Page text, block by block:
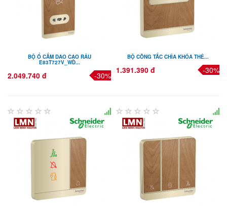
BỘ Ổ CẮM DAO CẠO RÂU
E83T727V_WD...
2.049.740 đ -30%
BỘ CÔNG TẮC CHÌA KHÓA THẺ...
1.391.390 đ -30%